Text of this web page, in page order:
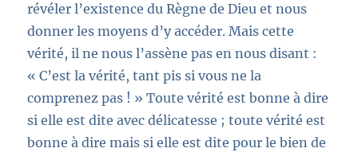
révéler l’existence du Règne de Dieu et nous
donner les moyens d’y accéder. Mais cette
vérité, il ne nous l’assène pas en nous disant :
« C’est la vérité, tantpis si vous ne la
comprenez pas ! » Toute vérité est bonne à dire
si elle est dite avec délicatesse ; toute vérité est
bonne à dire maissielle est dite pour le bien de